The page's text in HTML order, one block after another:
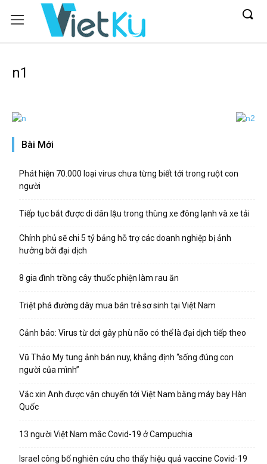
n1
Bài Mới
Phát hiện 70.000 loại virus chưa từng biết tới trong ruột con
người
Tiếp tục bắt được di dân lậu trong thùng xe đông lạnh và xe tải
Chính phủ sẽ chi 5 tỷ bảng hỗ trợ các doanh nghiệp bị ảnh
hưởng bởi đại dịch
8 gia đình trồng cây thuốc phiện làm rau ăn
Triệt phá đường dây mua bán trẻ sơ sinh tại Việt Nam
Cảnh báo: Virus từ dơi gây phù não có thể là đại dịch tiếp theo
Vũ Thảo My tung ảnh bán nuy, khẳng định “sống đúng con
người của mình”
Vắc xin Anh được vận chuyển tới Việt Nam bằng máy bay Hàn
Quốc
13 người Việt Nam mắc Covid-19 ở Campuchia
Israel công bố nghiên cứu cho thấy hiệu quả vaccine Covid-19